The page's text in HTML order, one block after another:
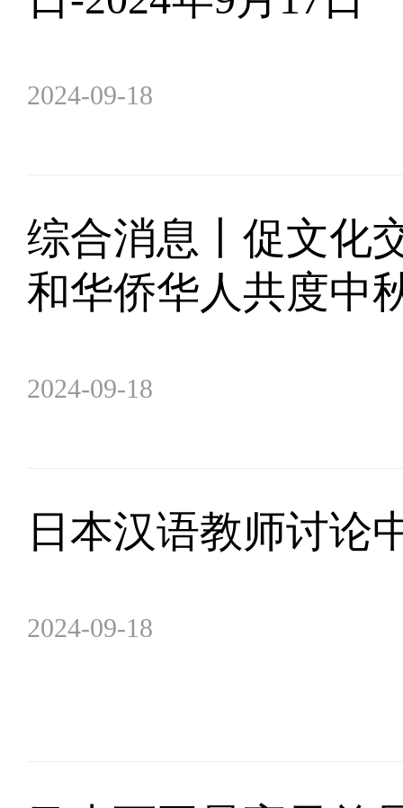
2024-09-18
综合消息丨促文
和华侨华人共度中
2024-09-18
日本汉语教师讨论
2024-09-18